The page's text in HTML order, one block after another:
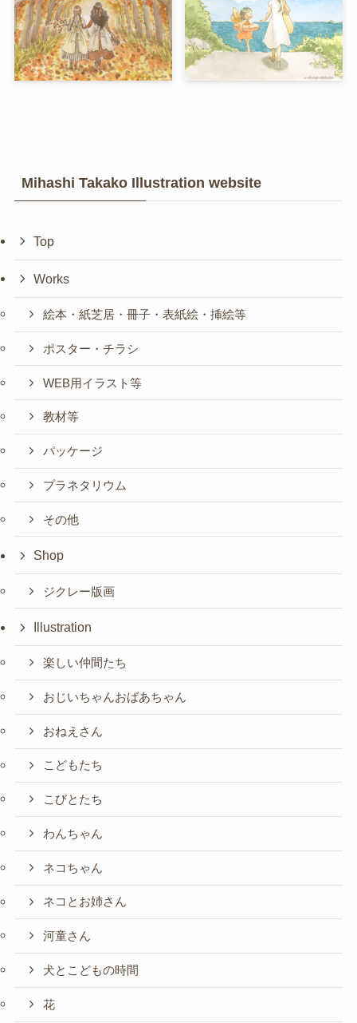
Mihashi Takako Illustration website
Top
Works
絵本・紙芝居・冊子・表紙絵・挿絵等
ポスター・チラシ
WEB用イラスト等
教材等
パッケージ
プラネタリウム
その他
Shop
ジクレー版画
Illustration
楽しい仲間たち
おじいちゃんおばあちゃん
おねえさん
こどもたち
こびとたち
わんちゃん
ネコちゃん
ネコとお姉さん
河童さん
犬とこどもの時間
花